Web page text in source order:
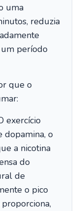
uma
reduzia
período
que o
exercício
dopamina, o
a nicotina
do
de
o pico